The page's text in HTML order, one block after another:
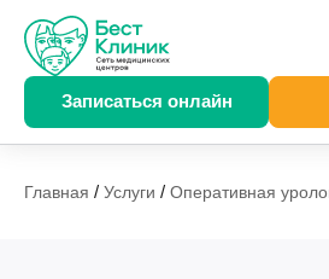
Записаться онлайн
Главная / Услуги / Оперативная